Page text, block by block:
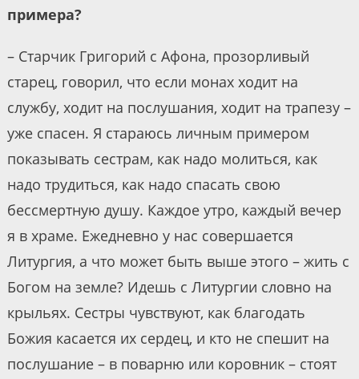
примера?
– Старчик Григорий с Афона, прозорливый
старец, говорил, что если монах ходит на
службу, ходит на послушания, ходит на трапезу –
уже спасен. Я стараюсь личным примером
показывать сестрам, как надо молиться, как
надо трудиться, как надо спасать свою
бессмертную душу. Каждое утро, каждый вечер
я в храме. Ежедневно у нас совершается
Литургия, а что может быть выше этого – жить с
Богом на земле? Идешь с Литургии словно на
крыльях. Сестры чувствуют, как благодать
Божия касается их сердец, и кто не спешит на
послушание – в поварню или коровник – стоят